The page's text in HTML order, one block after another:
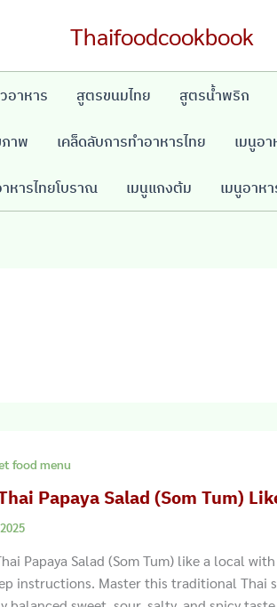
Thaifoodcookbook
อาหาร สูตรขนมไทย สูตรน้ำพริก
าพ เคล็ดลับการทำอาหารไทย เมนูอ
าหารไทยโบราณ เมนูแกงต้ม เมนูอาห
food menu
Papaya Salad (Som Tum)
Papaya Salad (Som Tum) like a local
instructions. Master this traditional Thai